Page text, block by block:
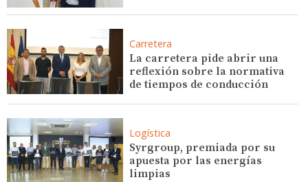
Carretera
La carretera pide abrir una
reflexión sobre la normativa
de tiempos de conducción
Logística
Syrgroup, premiada por su
apuesta por las energías
limpias